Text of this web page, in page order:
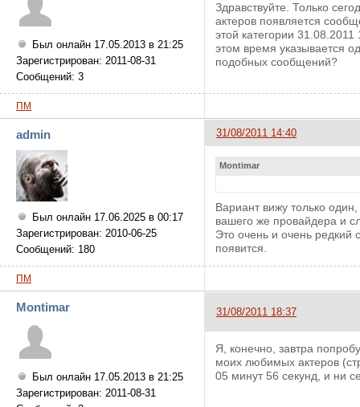
Был онлайн 17.05.2013 в 21:25
Зарегистрирован: 2011-08-31
Сообщений: 3
Здравствуйте. Только
актеров появляется
этой категории
этом время указывается
подобных сообщений?
ПМ
admin
Был онлайн 17.06.2025 в 00:17
Зарегистрирован: 2010-06-25
Сообщений: 180
31/08/2011 14:40
Montimar
Вариант вижу только
вашего же провайдера и
Это очень и очень редкий
появится.
ПМ
Montimar
Был онлайн 17.05.2013 в 21:25
Зарегистрирован: 2011-08-31
31/08/2011 18:37
Я, конечно, завтра
моих любимых актеров
05 минут 56 секунд, и ни